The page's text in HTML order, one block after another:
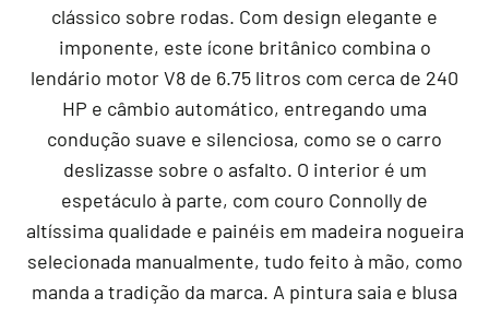
clássico sobre rodas. Com design elegante e
imponente, este ícone britânico combina o
lendário motor V8 de 6.75 litros com cerca de 240
HP e câmbio automático, entregando uma
condução suave e silenciosa, como se o carro
deslizasse sobre o asfalto. O interior é um
espetáculo à parte, com couro Connolly de
altíssima qualidade e painéis em madeira nogueira
selecionada manualmente, tudo feito à mão, como
manda a tradição da marca. A pintura saia e blusa